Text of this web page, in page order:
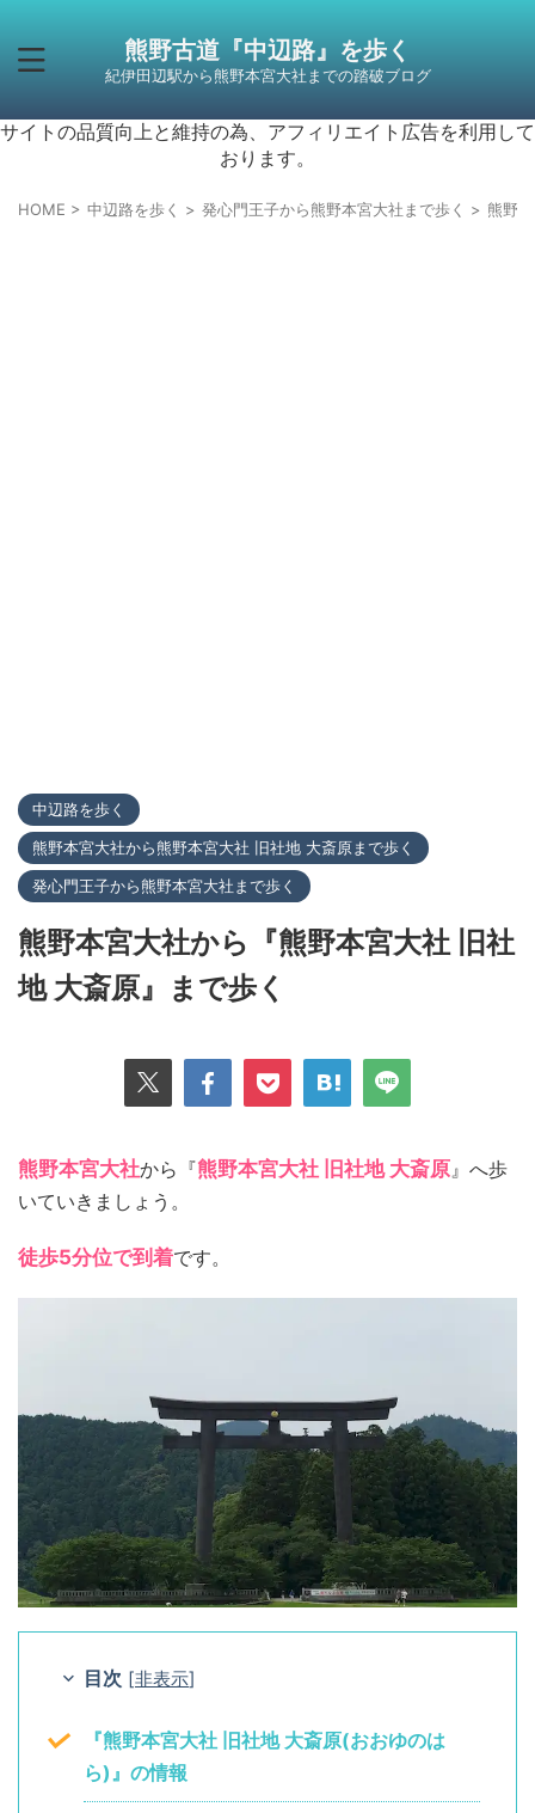
熊野古道『中辺路』を歩く
紀伊田辺駅から熊野本宮大社までの踏破ブログ
サイトの品質向上と維持の為、アフィリエイト広告を利用して
おります。
HOME > 中辺路を歩く > 発心門王子から熊野本宮大社まで歩く > 熊野
中辺路を歩く
熊野本宮大社から熊野本宮大社 旧社地 大斎原まで歩く
発心門王子から熊野本宮大社まで歩く
熊野本宮大社から『熊野本宮大社 旧社
地 大斎原』まで歩く
熊野本宮大社から『熊野本宮大社 旧社地 大斎原』へ歩
いていきましょう。
徒歩5分位で到着です。
目次 [非表示]
『熊野本宮大社 旧社地 大斎原(おおゆのは
ら)』の情報